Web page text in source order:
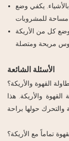
بالأشياء. يكفي وضع
كل من الأريكة
الأسئلة الشائعة
القهوة والأريكة؟
بوصة بين طاولة القهوة والأريكة. هذا
تماماً مع الأريكة؟